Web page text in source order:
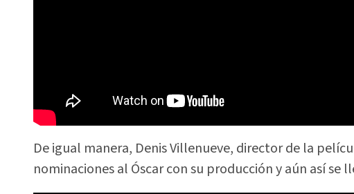
De igual manera, Denis Villenueve, director de la
nominaciones al Óscar con su producción y aún así se